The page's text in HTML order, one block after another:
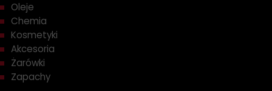
Oleje
Chemia
Kosmetyki
Akcesoria
Żarówki
Zapachy